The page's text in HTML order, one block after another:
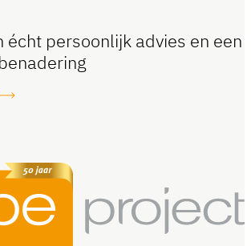
écht persoonlijk advies en een